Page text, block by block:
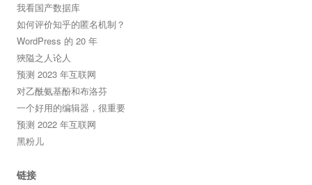
我看国产数据库
如何评价知乎的匿名机制？
WordPress 的 20 年
狹隘之人论人
预测 2023 年互联网
对乙酰氨基酚和布洛芬
一个好用的编辑器，很重要
预测 2022 年互联网
黑粉儿
链接